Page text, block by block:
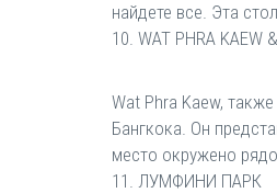
найдете все. Эта
10. WAT PHRA KAEW
Wat Phra Kaew,
Бангкока. Он
место окружено
11. ЛУМФИНИ ПАРК